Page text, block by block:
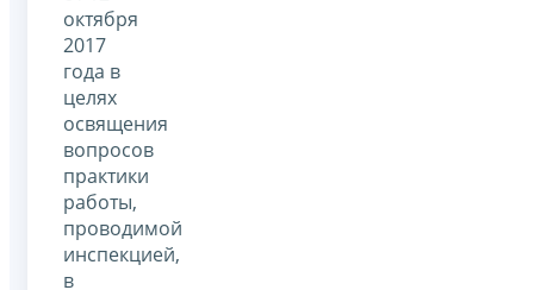
октября
2017
года в
целях
освящения
вопросов
практики
работы,
проводимой
инспекцией,
в